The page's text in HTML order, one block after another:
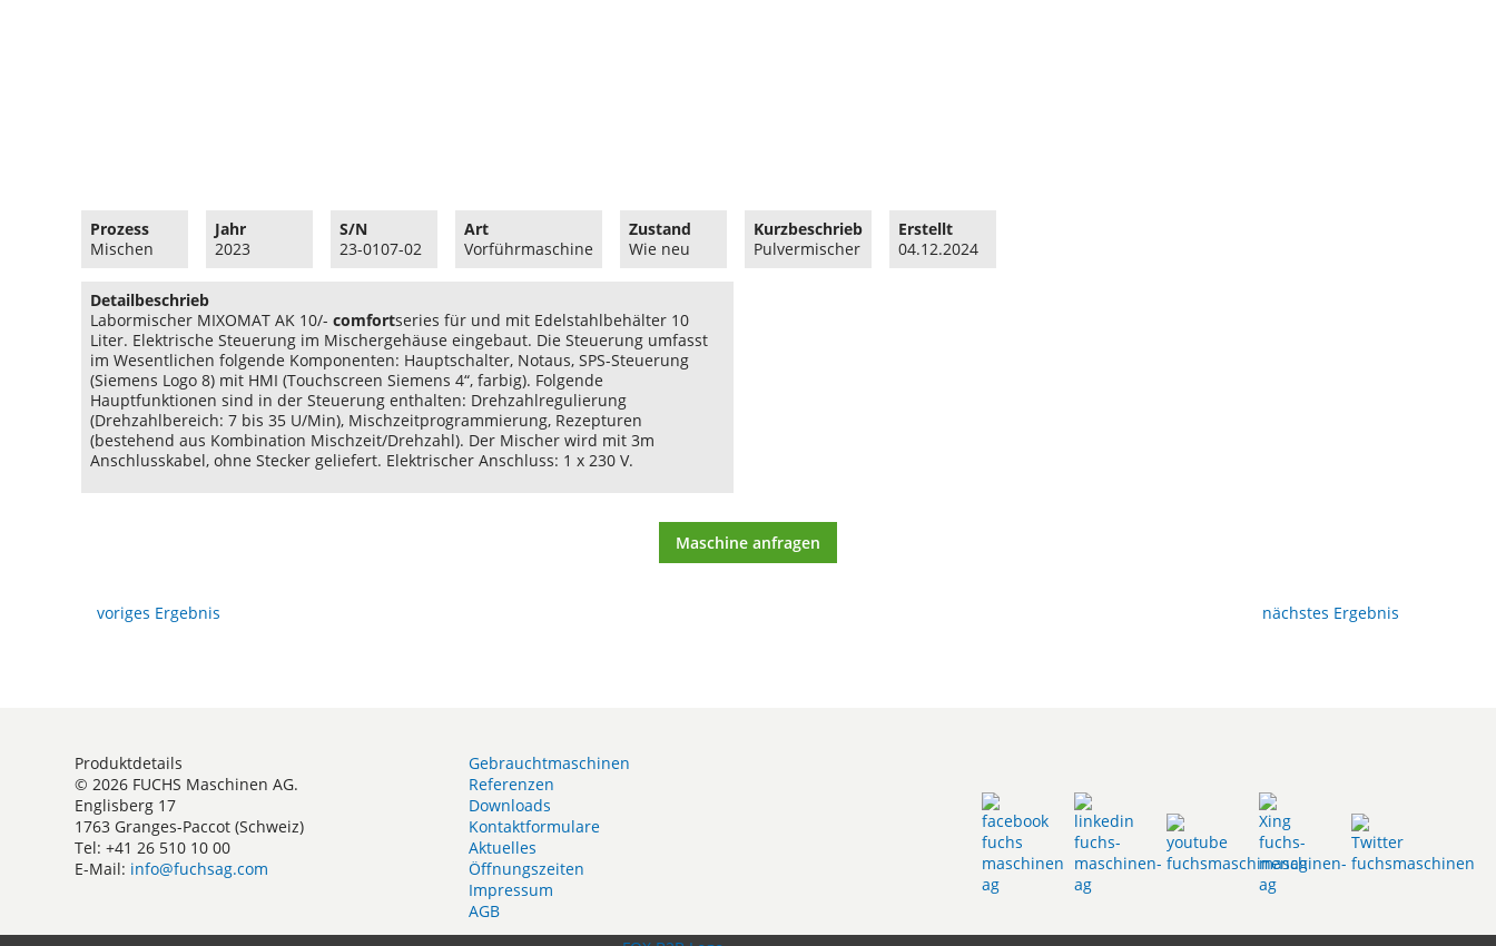
Prozess
Mischen
Jahr
2023
S/N
23-0107-02
Art
Vorführmaschine
Zustand
Wie neu
Kurzbeschrieb
Pulvermischer
Erstellt
04.12.2024
Detailbeschrieb
Labormischer MIXOMAT AK 10/-comfortseries für und mit Edelstahlbehälter 10
Liter. Elektrische Steuerung im Mischergehäuse eingebaut. Die Steuerung umfasst
im Wesentlichen folgende Komponenten: Hauptschalter, Notaus, SPS-Steuerung
(Siemens Logo 8) mit HMI (Touchscreen Siemens 4“, farbig). Folgende
Hauptfunktionen sind in der Steuerung enthalten: Drehzahlregulierung
(Drehzahlbereich: 7 bis 35 U/Min), Mischzeitprogrammierung, Rezepturen
(bestehend aus Kombination Mischzeit/Drehzahl). Der Mischer wird mit 3m
Anschlusskabel, ohne Stecker geliefert. Elektrischer Anschluss: 1 x 230 V.
Maschine anfragen
voriges Ergebnis nächstes Ergebnis
Produktdetails
© 2026 FUCHS Maschinen AG.
Englisberg 17
1763 Granges-Paccot (Schweiz)
Tel: +41 26 510 10 00
E-Mail: info@fuchsag.com
Gebrauchtmaschinen
Referenzen
Downloads
Kontaktformulare
Aktuelles
Öffnungszeiten
Impressum
AGB